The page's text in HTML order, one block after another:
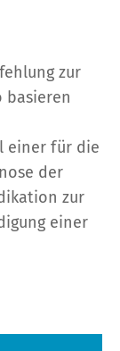
zur
basieren
einer für die
der
zur
einer